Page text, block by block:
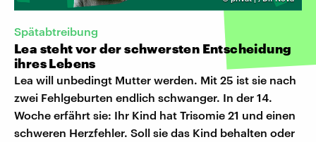
Spätabtreibung
Lea steht vor der schwersten Entscheidung
ihres Lebens
Lea will unbedingt Mutter werden. Mit 25 ist sie nach
zwei Fehlgeburten endlich schwanger. In der 14.
Woche erfährt sie: Ihr Kind hat Trisomie 21 und einen
schweren Herzfehler. Soll sie das Kind behalten oder